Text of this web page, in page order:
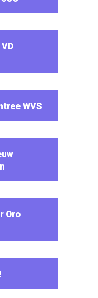
WVS
Oro